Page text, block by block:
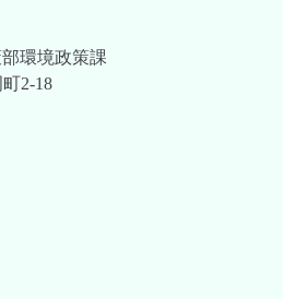
環境政策課
2-18